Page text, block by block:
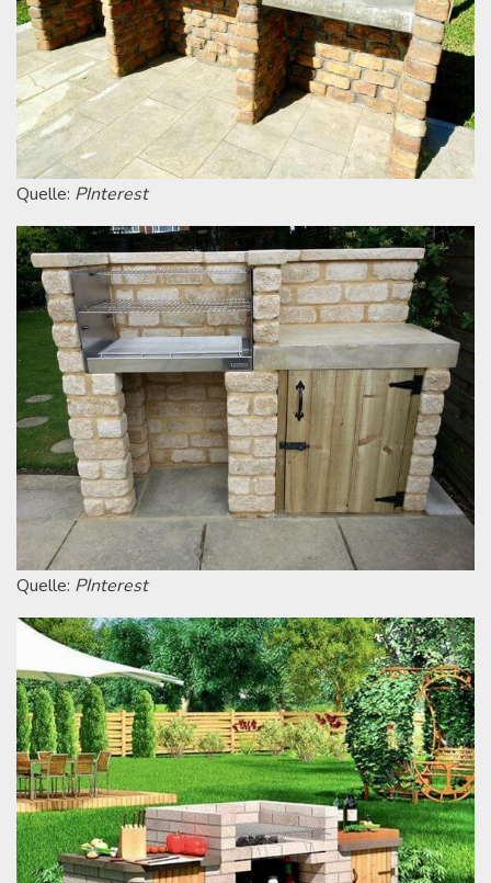
Quelle: PInterest
Quelle: PInterest